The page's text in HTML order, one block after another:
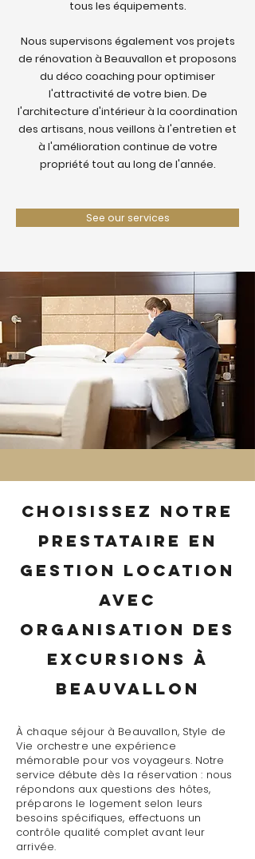
tous les équipements.
Nous supervisons également vos projets
de rénovation à Beauvallon et proposons
du déco coaching pour optimiser
l'attractivité de votre bien. De
l'architecture d'intérieur à la coordination
des artisans, nous veillons à l'entretien et
à l'amélioration continue de votre
propriété tout au long de l'année.
See our services
Choisissez notre
prestataire en
gestion location
avec
organisation des
excursions à
Beauvallon
À chaque séjour à Beauvallon, Style de
Vie orchestre une expérience
mémorable pour vos voyageurs. Notre
service débute dès la réservation : nous
répondons aux questions des hôtes,
préparons le logement selon leurs
besoins spécifiques, effectuons un
contrôle qualité complet avant leur
arrivée.